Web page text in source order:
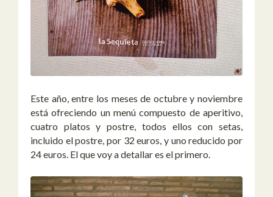
Este año, entre los meses de octubre y noviembre
está ofreciendo un menú compuesto de aperitivo,
cuatro platos y postre, todos ellos con setas,
incluido el postre, por 32 euros, y uno reducido por
24 euros. El que voy a detallar es el primero.